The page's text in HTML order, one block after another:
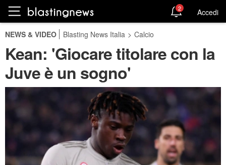
2 Accedi
NEWS & VIDEO Blasting News Italia > Calcio
Kean: 'Giocare titolare con la
Juve è un sogno'